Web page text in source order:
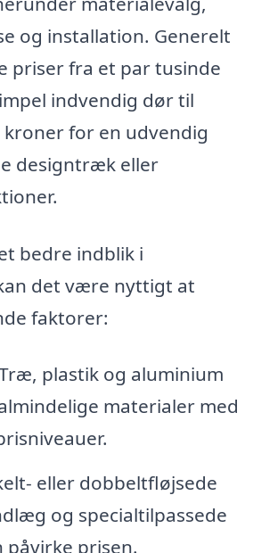
og installation. Generelt
priser fra et par tusinde
indvendig dør til
for en udvendig
designtræk eller
bedre indblik i
det være nyttigt at
faktorer:
plastik og aluminium
materialer med
eller dobbeltfløjsede
og specialtilpassede
påvirke prisen.